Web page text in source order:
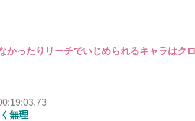
かったりリーチでいじめられるキャラはク
無理